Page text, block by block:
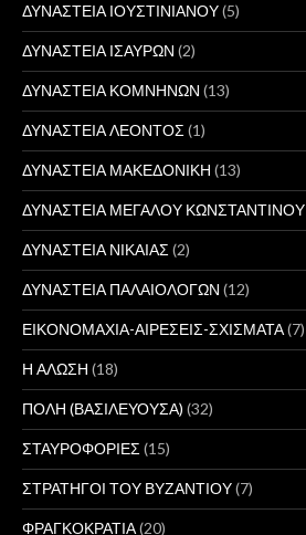
ΔΥΝΑΣΤΕΙΑ ΙΟΥΣΤΙΝΙΑΝΟΥ(5)
ΔΥΝΑΣΤΕΙΑ ΙΣΑΥΡΩΝ (2)
ΔΥΝΑΣΤΕΙΑ ΚΟΜΝΗΝΩΝ (13)
ΔΥΝΑΣΤΕΙΑ ΛΕΟΝΤΟΣ (1)
ΔΥΝΑΣΤΕΙΑ ΜΑΚΕΔΟΝΙΚΗ (13)
ΔΥΝΑΣΤΕΙΑ ΜΕΓΑΛΟΥ ΚΩΝΣΤΑΝΤΙΝΟΥ
ΔΥΝΑΣΤΕΙΑ ΝΙΚΑΙΑΣ (2)
ΔΥΝΑΣΤΕΙΑ ΠΑΛΑΙΟΛΟΓΩΝ (12)
ΕΙΚΟΝΟΜΑΧΙΑ-ΑΙΡΕΣΕΙΣ-ΣΧΙΣΜΑΤΑ(7)
Η ΑΛΩΣΗ (18)
ΠΟΛΗ (ΒΑΣΙΛΕΥΟΥΣΑ) (32)
ΣΤΑΥΡΟΦΟΡΙΕΣ (15)
ΣΤΡΑΤΗΓΟΙ ΤΟΥ ΒΥΖΑΝΤΙΟΥ(7)
ΦΡΑΓΚΟΚΡΑΤΙΑ(20)